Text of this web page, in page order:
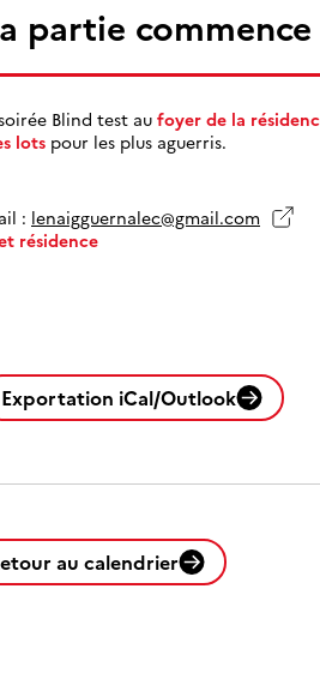
partie commence
Blind test au foyer de la
lots pour les plus aguerris.
: lenaigguernalec@gmail.com
résidence
Exportation iCal/Outlook
au calendrier